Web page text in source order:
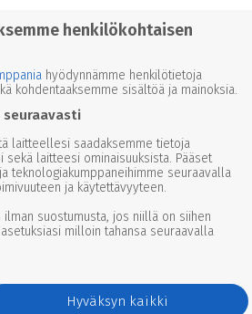
henkilökohtaisen
hyödynnämme henkilötietoja
kohdentaaksemme sisältöä ja mainoksia.
laitteellesi saadaksemme tietoja
laitteesi ominaisuuksista. Pääset
teknologiakumppaneihimme seuraavalla
ja käytettävyyteen.
suostumusta, jos niillä on siihen
milloin tahansa seuraavalla
Hyväksyn kaikki